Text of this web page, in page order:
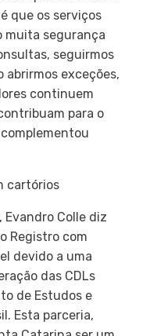
que os serviços
muita segurança
seguirmos
abrirmos exceções,
continuem
para o
cartórios
Evandro Colle diz
Registro com
devido a uma
das CDLs
de Estudos e
Esta parceria,